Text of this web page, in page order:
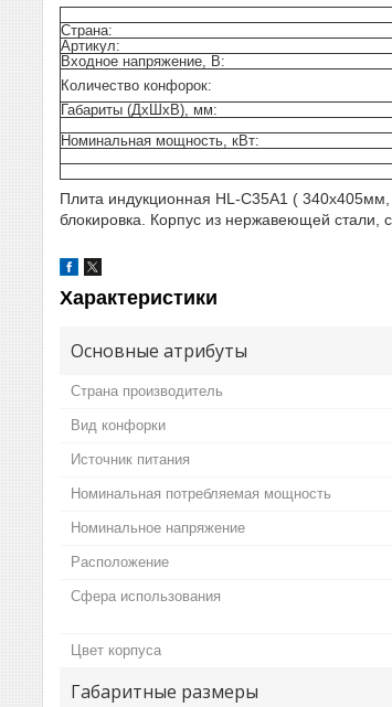
Страна:
Артикул:
Входное напряжение, В:
Количество конфорок:
Габариты (ДхШхВ), мм:
Номинальная мощность, кВт:
Плита индукционная HL-C35A1 (
блокировка. Корпус из нержавеющей стали,
Характеристики
Основные атрибуты
Страна производитель
Вид конфорки
Источник питания
Номинальная потребляемая мощность
Номинальное напряжение
Расположение
Сфера использования
Цвет корпуса
Габаритные размеры